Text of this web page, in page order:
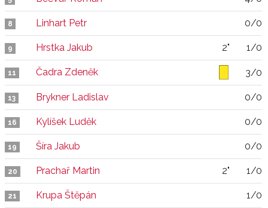
8 Linhart Petr 0/0
9 Hrstka Jakub 2" 1/0
11 Čadra Zdeněk 3/0
13 Brykner Ladislav 0/0
16 Kylíšek Luděk 0/0
19 Šíra Jakub 0/0
20 Prachař Martin 2" 1/0
21 Krupa Štěpán 1/0